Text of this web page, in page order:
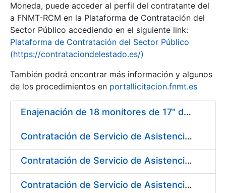
Show/Hide
Moneda, puede acceder al perfil del contratante del
a FNMT-RCM en la Plataforma de Contratación del
Sector Público accediendo en el siguiente link:
Plataforma de Contratación del Sector Público
(https://contrataciondelestado.es/)
También podrá encontrar más información y algunos
de los procedimientos en portallicitacion.fnmt.es
Enajenación de 18 monitores de 17" de distintos fabricantes
Contratación de Servicio de Asistencia Técnica Eléctrica en la Fábrica de Papel de Burgos durante el año 2017
Contratación de Servicio de Asistencia Técnica Mecánica en la Fábrica de Papel de Burgos durante el año 2017
Contratación de Servicio de Asistencia Técnica Obras Civiles en la Fábrica de Papel de Burgos durante el año 2017